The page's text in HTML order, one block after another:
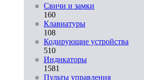
Свичи и замки
160
Клавиатуры
108
Кодирующие устройства
510
Индикаторы
1581
Пульты управления